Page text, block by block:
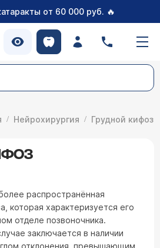
от 60 000 руб. 🔥
Нейрохирургия Грудной кифоз
распространённая
которая характеризуется его
отделе позвоночника.
заключается в наличии
отклонения, превышающим